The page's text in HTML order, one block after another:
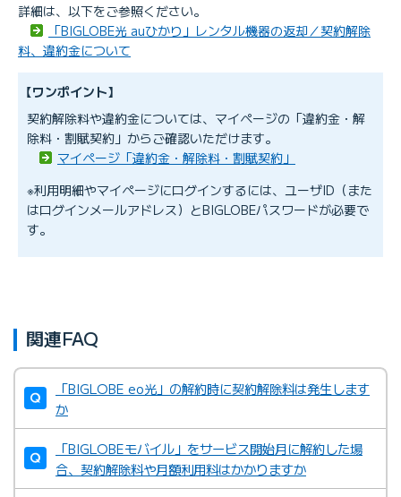
詳細は、以下をご参照ください。
「BIGLOBE光 auひかり」レンタル機器の返却／契約解除
料、違約金について
【ワンポイント】
契約解除料や違約金については、マイページの「違約金・解
除料・割賦契約」からご確認いただけます。
マイページ「違約金・解除料・割賦契約」
※利用明細やマイページにログインするには、ユーザID（また
はログインメールアドレス）とBIGLOBEパスワードが必要で
す。
関連FAQ
「BIGLOBE eo光」の解約時に契約解除料は発生します
か
「BIGLOBEモバイル」をサービス開始月に解約した場
合、契約解除料や月額利用料はかかりますか